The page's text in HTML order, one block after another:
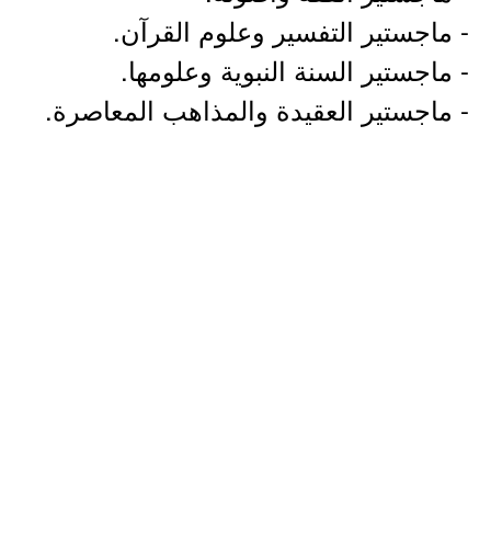
- ماجستير التفسير وعلوم القرآن.
- ماجستير السنة النبوية وعلومها.
- ماجستير العقيدة والمذاهب المعاصرة.